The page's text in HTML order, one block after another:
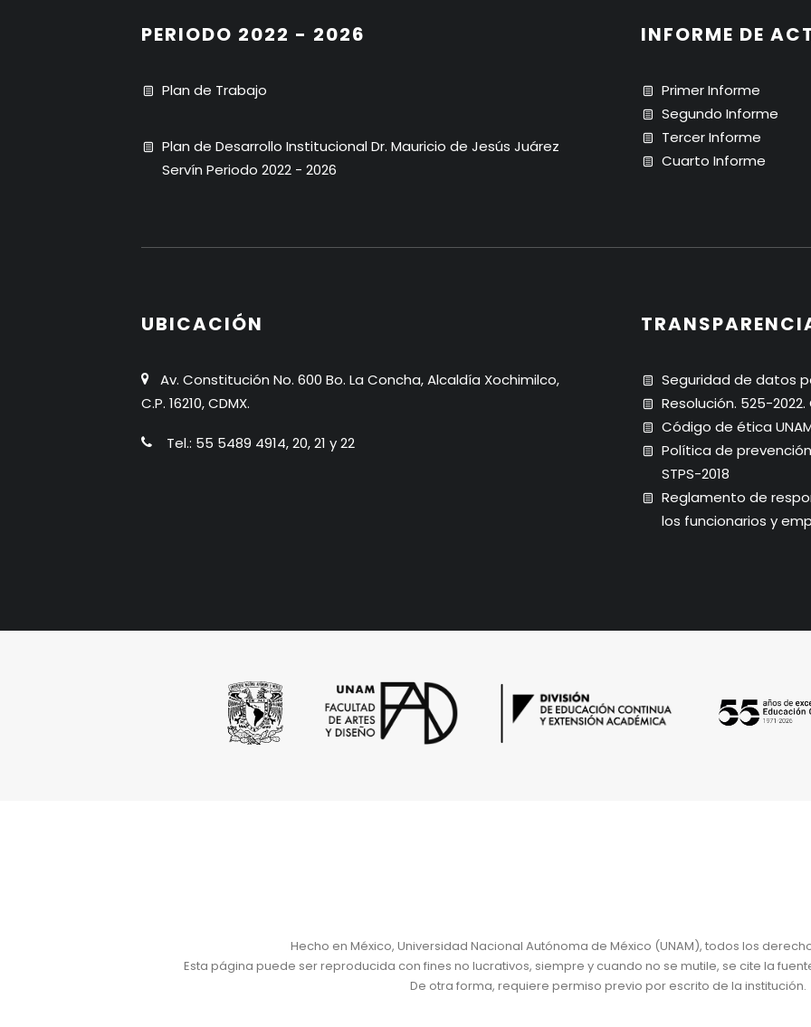
PERIODO 2022 - 2026
Plan de Trabajo
Plan de Desarrollo Institucional Dr. Mauricio de Jesús Juárez
Servín Periodo 2022 - 2026
INFORME DE
Primer Informe
Segundo Informe
Tercer Informe
Cuarto Informe
UBICACIÓN
Av. Constitución No. 600 Bo. La Concha, Alcaldía Xochimilco,
C.P. 16210, CDMX.
Tel.: 55 5489 4914, 20, 21 y 22
Seguridad de datos
Resolución. 525-
Código de ética
Política de
STPS-2018
Reglamento de
los funcionarios y
Hecho en México, Universidad Nacional Autónoma de México (UNAM), todos los
Esta página puede ser reproducida con fines no lucrativos, siempre y cuando no se mutile, se cite la
De otra forma, requiere permiso previo por escrito de la institución.